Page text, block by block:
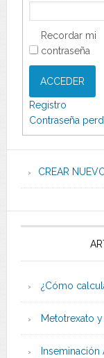
Recordar mi
contraseña
ACCEDER
Registro
Contraseña
CREAR
¿Cómo
Metotrexato